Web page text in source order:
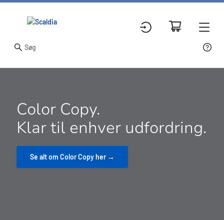
Color Copy.
Klar til enhver udfordring.
Se alt om Color Copy her →